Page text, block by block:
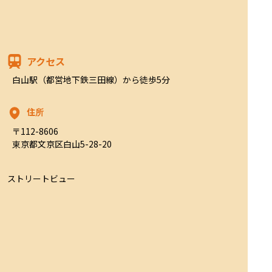
アクセス
白山駅（都営地下鉄三田線）から徒歩5分
住所
〒112-8606
東京都文京区白山5-28-20
ストリートビュー